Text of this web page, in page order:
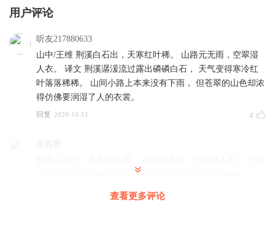
用户评论
听友217880633
山中/王维 荆溪白石出，天寒红叶稀。 山路元无雨，空翠湿
人衣。 译文 荆溪潺湲流过露出磷磷白石， 天气变得寒冷红
叶落落稀稀。 山间小路上本来没有下雨， 但苍翠的山色却浓
得仿佛要润湿了人的衣裳。
回复 2020-10-11 4
溪潺湲流过露出磷磷白石，天气变得寒冷红叶落落稀稀。山
查看更多评论